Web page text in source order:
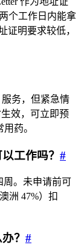
个工作日内能拿
证明要求较低，
务，但紧急情
效，可立即预
药。
工作吗？ #
周。未申请前可
洲 47%）扣
？ #